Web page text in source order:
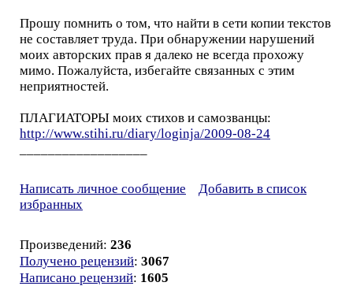
Прошу помнить о том, что найти в сети копии текстов
не составляет труда. При обнаружении нарушений
моих авторских прав я далеко не всегда прохожу
мимо. Пожалуйста, избегайте связанных с этим
неприятностей.
ПЛАГИАТОРЫ моих стихов и самозванцы:
http://www.stihi.ru/diary/loginja/2009-08-24
Написать личное сообщение
Добавить в список
избранных
Произведений: 236
Получено рецензий: 3067
Написано рецензий: 1605